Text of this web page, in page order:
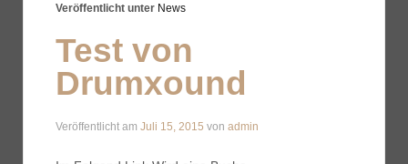
Veröffentlicht unter News
Test von
Drumxound
Veröffentlicht am Juli 15, 2015 von admin